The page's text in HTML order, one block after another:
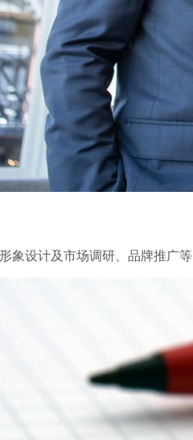
象设计及市场调研、品牌推广等